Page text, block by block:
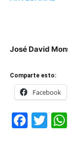
José David
Comparte esto:
Facebook